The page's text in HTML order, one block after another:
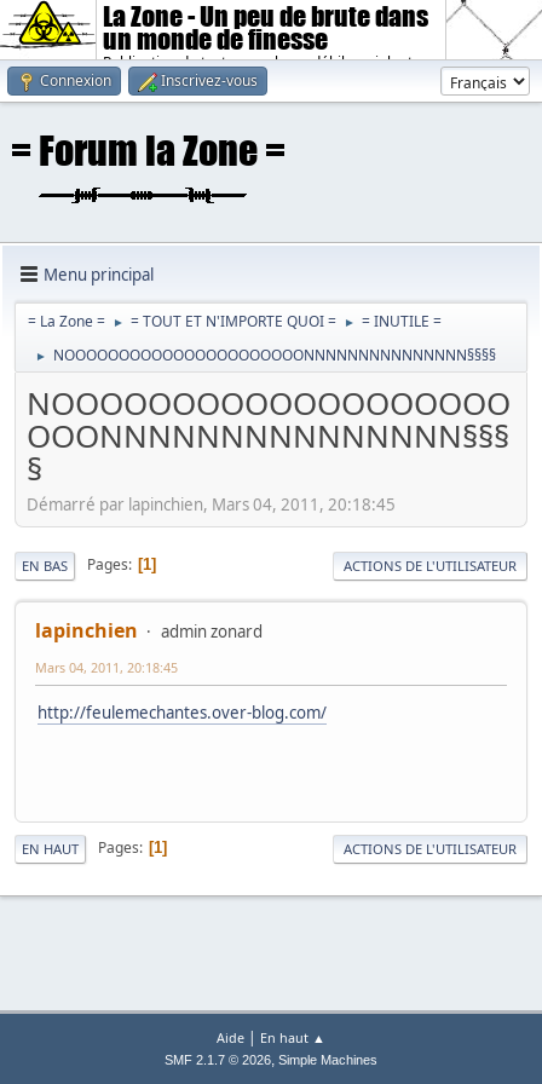
La Zone - Un peu de brute dans
un monde de finesse
Publication de textes sombres, débiles, violents.
Connexion
Inscrivez-vous
Menu principal
= La Zone = ► = TOUT ET N'IMPORTE QUOI = ► = INUTILE =
► NOOOOOOOOOOOOOOOOOOOOOONNNNNNNNNNNNNNN§§§§
NOOOOOOOOOOOOOOOOOOO
OOONNNNNNNNNNNNNNN§§§
§
Démarré par lapinchien, Mars 04, 2011, 20:18:45
EN BAS Pages 1 ACTIONS DE L'UTILISATEUR
lapinchien admin zonard
Mars 04, 2011, 20:18:45
http://feulemechantes.over-blog.com/
EN HAUT Pages 1 ACTIONS DE L'UTILISATEUR
Aide | En haut ▲
SMF 2.1.7 © 2026, Simple Machines